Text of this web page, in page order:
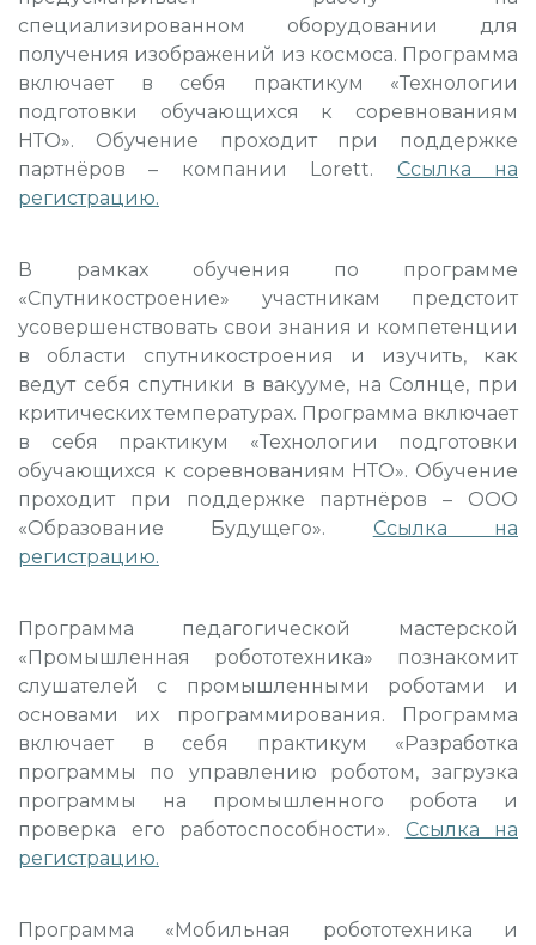
специализированном оборудовании для
получения изображений из космоса. Программа
включает в себя практикум «Технологии
подготовки обучающихся к соревнованиям
НТО». Обучение проходит при поддержке
партнёров – компании Lorett. Ссылка на
регистрацию.
В рамках обучения по программе
«Спутникостроение» участникам предстоит
усовершенствовать свои знания и компетенции
в области спутникостроения и изучить, как
ведут себя спутники в вакууме, на Солнце, при
критических температурах. Программа включает
в себя практикум «Технологии подготовки
обучающихся к соревнованиям НТО». Обучение
проходит при поддержке партнёров – ООО
«Образование Будущего». Ссылка на
регистрацию.
Программа педагогической мастерской
«Промышленная робототехника» познакомит
слушателей с промышленными роботами и
основами их программирования. Программа
включает в себя практикум «Разработка
программы по управлению роботом, загрузка
программы на промышленного робота и
проверка его работоспособности». Ссылка на
регистрацию.
Программа «Мобильная робототехника и